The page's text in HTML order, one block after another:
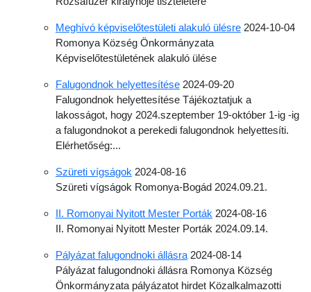
Meghívó képviselőtestületi alakuló ülésre 2024-10-04
Romonya Község Önkormányzata
Képviselőtestületének alakuló ülése
Falugondnok helyettesítése 2024-09-20
Falugondnok helyettesítése Tájékoztatjuk a
lakosságot, hogy 2024.szeptember 19-október 1-ig -ig
a falugondnokot a perekedi falugondnok helyettesíti.
Elérhetőség:...
Szüreti vígságok 2024-08-16
Szüreti vígságok Romonya-Bogád 2024.09.21.
II. Romonyai Nyitott Mester Porták 2024-08-16
II. Romonyai Nyitott Mester Porták 2024.09.14.
Pályázat falugondnoki állásra 2024-08-14
Pályázat falugondnoki állásra Romonya Község
Önkormányzata pályázatot hirdet Közalkalmazotti